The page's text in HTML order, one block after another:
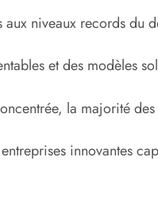
niveaux records du
et des modèles
la majorité
innovantes